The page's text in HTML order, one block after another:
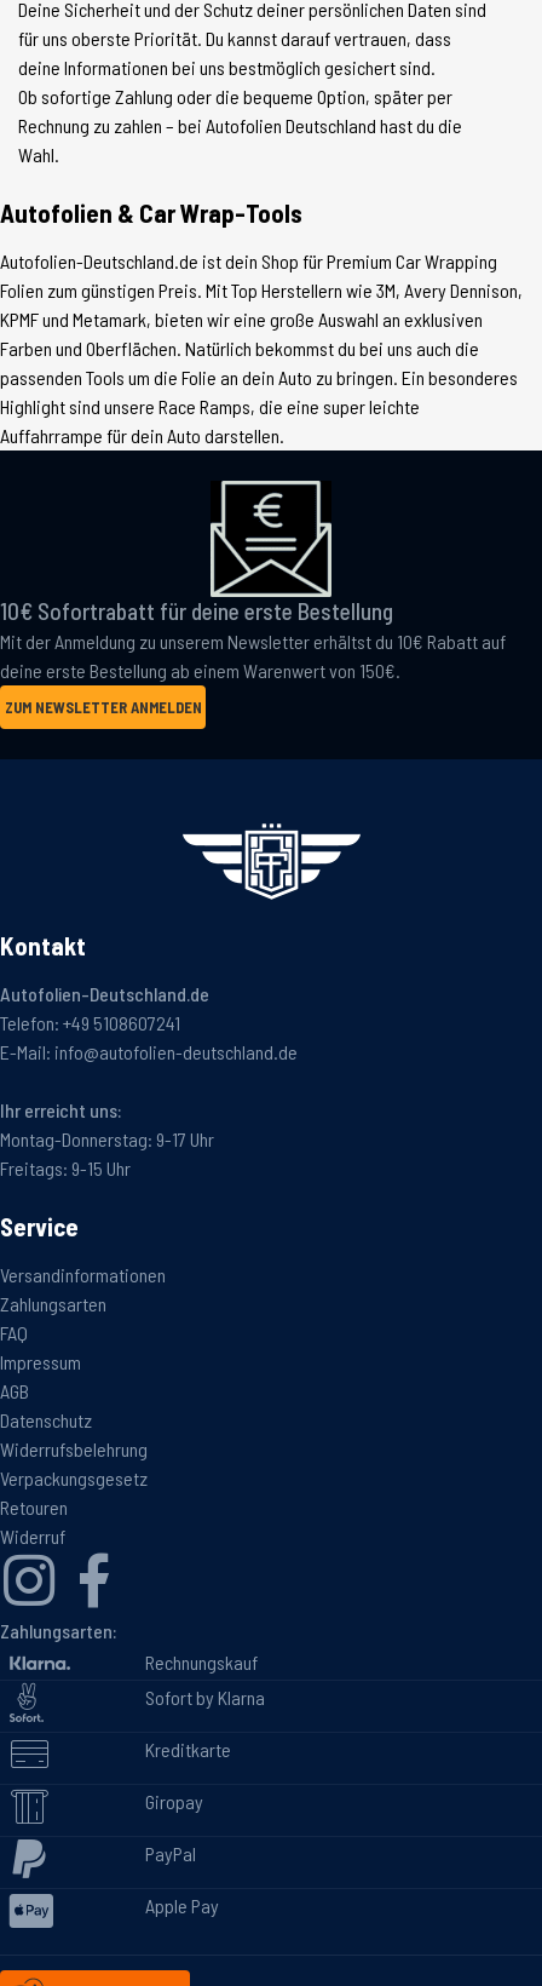
Deine Sicherheit und der Schutz deiner persönlichen Daten sind
für uns oberste Priorität. Du kannst darauf vertrauen, dass
deine Informationen bei uns bestmöglich gesichert sind.
Ob sofortige Zahlung oder die bequeme Option, später per
Rechnung zu zahlen – bei Autofolien Deutschland hast du die
Wahl.
Autofolien & Car Wrap-Tools
Autofolien-Deutschland.de ist dein Shop für Premium Car Wrapping
Folien zum günstigen Preis. Mit Top Herstellern wie 3M, Avery Dennison,
KPMF und Metamark, bieten wir eine große Auswahl an exklusiven
Farben und Oberflächen. Natürlich bekommst du bei uns auch die
passenden Tools um die Folie an dein Auto zu bringen. Ein besonderes
Highlight sind unsere Race Ramps, die eine super leichte
Auffahrrampe für dein Auto darstellen.
10€ Sofortrabatt für deine erste Bestellung
Mit der Anmeldung zu unserem Newsletter erhältst du 10€ Rabatt auf
deine erste Bestellung ab einem Warenwert von 150€.
ZUM NEWSLETTER ANMELDEN
Kontakt
Autofolien-Deutschland.de
Telefon: +49 5108607241
E-Mail: info@autofolien-deutschland.de
Ihr erreicht uns:
Montag-Donnerstag: 9-17 Uhr
Freitags: 9-15 Uhr
Service
Versandinformationen
Zahlungsarten
FAQ
Impressum
AGB
Datenschutz
Widerrufsbelehrung
Verpackungsgesetz
Retouren
Widerruf
Zahlungsarten:
Rechnungskauf
Sofort by Klarna
Kreditkarte
Giropay
PayPal
Apple Pay